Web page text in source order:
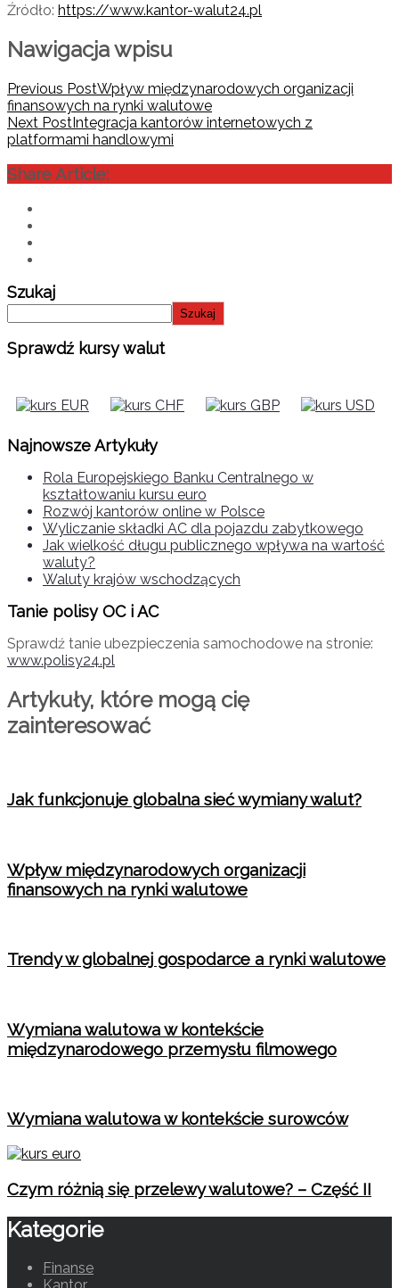
Źródło: https://www.kantor-walut24.pl
Nawigacja wpisu
Previous PostWpływ międzynarodowych organizacji
finansowych na rynki walutowe
Next PostIntegracja kantorów internetowych z
platformami handlowymi
Share Article:
Szukaj
Szukaj
Sprawdź kursy walut
Najnowsze Artykuły
Rola Europejskiego Banku Centralnego w
kształtowaniu kursu euro
Rozwój kantorów online w Polsce
Wyliczanie składki AC dla pojazdu zabytkowego
Jak wielkość długu publicznego wpływa na wartość
waluty?
Waluty krajów wschodzących
Tanie polisy OC i AC
Sprawdź tanie ubezpieczenia samochodowe na stronie:
www.polisy24.pl
Artykuły, które mogą cię
zainteresować
Jak funkcjonuje globalna sieć wymiany walut?
Wpływ międzynarodowych organizacji
finansowych na rynki walutowe
Trendy w globalnej gospodarce a rynki walutowe
Wymiana walutowa w kontekście
międzynarodowego przemysłu filmowego
Wymiana walutowa w kontekście surowców
Czym różnią się przelewy walutowe? – Część II
Kategorie
Finanse